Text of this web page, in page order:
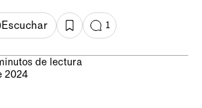
Escuchar 1
de lectura
2024